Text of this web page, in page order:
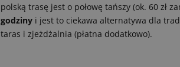
polską trasę jest o połowę tańszy (ok. 60 zł
godziny i jest to ciekawa alternatywa dla
taras i zjeżdżalnia (płatna dodatkowo).